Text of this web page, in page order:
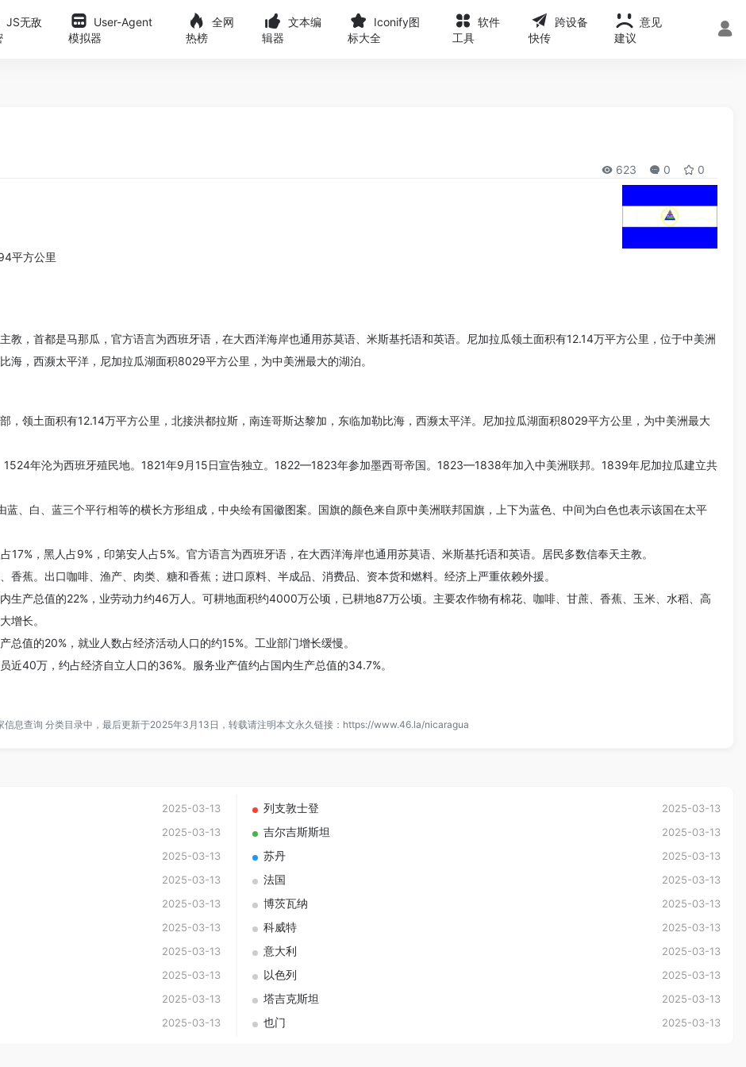
JS无敌
User-Agent
模拟器
全网
热榜
文本编
辑器
Iconify图
标大全
软件
工具
跨设备
快传
意见
建议
623 0
0
平方公里
教，首都是马那瓜，官方语言为西班牙语，在大西洋海岸也通用苏莫语、米斯基托语和英语。尼加拉瓜领土面积有12.14万平方公里，位于中美洲
海，西濒太平洋，尼加拉瓜湖面积8029平方公里，为中美洲最大的湖泊。
，领土面积有12.14万平方公里，北接洪都拉斯，南连哥斯达黎加，东临加勒比海，西濒太平洋。尼加拉瓜湖面积8029平方公里，为中美洲最大
1524年沦为西班牙殖民地。1821年9月15日宣告独立。1822—1823年参加墨西哥帝国。1823—1838年加入中美洲联邦。1839年尼加拉瓜建立共
、白、蓝三个平行相等的横长方形组成，中央绘有国徽图案。国旗的颜色来自原中美洲联邦国旗，上下为蓝色、中间为白色也表示该国在太平
，黑人占9%，印第安人占5%。官方语言为西班牙语，在大西洋海岸也通用苏莫语、米斯基托语和英语。居民多数信奉天主教。
香蕉。出口咖啡、渔产、肉类、糖和香蕉；进口原料、半成品、消费品、资本货和燃料。经济上严重依赖外援。
生产总值的22%，业劳动力约46万人。可耕地面积约4000万公顷，已耕地87万公顷。主要农作物有棉花、咖啡、甘蔗、香蕉、玉米、水稻、高
增长。
总值的20%，就业人数占经济活动人口的约15%。工业部门增长缓慢。
近40万，约占经济自立人口的36%。服务业产值约占国内生产总值的34.7%。
信息查询 分类目录中，最后更新于2025年3月13日，转载请注明本文永久链接： https://www.46.la/nicaragua
2025-03-13 列支敦士登 2025-03-13
2025-03-13 吉尔吉斯斯坦 2025-03-13
2025-03-13 苏丹 2025-03-13
2025-03-13 法国 2025-03-13
2025-03-13 博茨瓦纳 2025-03-13
2025-03-13 科威特 2025-03-13
2025-03-13 意大利 2025-03-13
2025-03-13 以色列 2025-03-13
2025-03-13 塔吉克斯坦 2025-03-13
2025-03-13 也门 2025-03-13